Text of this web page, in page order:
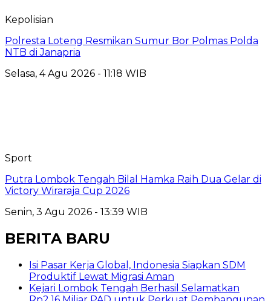
Kepolisian
Polresta Loteng Resmikan Sumur Bor Polmas Polda
NTB di Janapria
Selasa, 4 Agu 2026 - 11:18 WIB
Sport
Putra Lombok Tengah Bilal Hamka Raih Dua Gelar di
Victory Wiraraja Cup 2026
Senin, 3 Agu 2026 - 13:39 WIB
BERITA BARU
​Isi Pasar Kerja Global, Indonesia Siapkan SDM
Produktif Lewat Migrasi Aman
Kejari Lombok Tengah Berhasil Selamatkan